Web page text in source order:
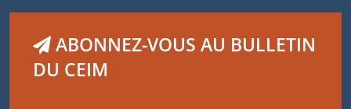
ABONNEZ-VOUS AU BULLETIN
DU CEIM